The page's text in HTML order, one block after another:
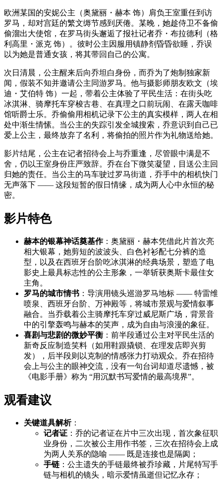
欧洲某国的安妮公主（奥黛丽・赫本 饰）肩负王室重任到访
罗马，却对宫廷的繁文缛节感到厌倦。某晚，她趁侍卫不备偷
偷溜出大使馆，在罗马街头邂逅了报社记者乔・布拉德利（格
利高里・派克 饰）。彼时公主因服用镇静剂昏昏欲睡，乔误
以为她是普通女孩，将其带回自己的公寓。
次日清晨，公主醒来后向乔坦白身份，而乔为了炮制独家新
闻，假装不知并邀请公主同游罗马。他与摄影师朋友欧文（埃
迪・艾伯特 饰）一起，带着公主体验了平民生活：在街头吃
冰淇淋、骑摩托车穿梭古巷、在真理之口前玩闹、在露天咖啡
馆听爵士乐。乔偷偷用相机记录下公主的真实模样，两人在相
处中渐生情愫。当公主的失踪引发全城搜索，乔意识到自己已
爱上公主，最终放弃了名利，将偷拍的照片作为礼物送给她。
影片结尾，公主在记者招待会上与乔重逢，尽管眼中满是不
舍，仍以王室身份庄严致辞。乔在台下微笑凝望，目送公主回
归她的责任。当公主的马车驶过罗马街道，乔手中的相机快门
无声落下 —— 这段短暂的假日情缘，成为两人心中永恒的秘
密。
影片特色
赫本的银幕神话奠基作：奥黛丽・赫本凭借此片首次亮
相大银幕，她剪短的波波头、白色衬衫配七分裤的造
型，以及在西班牙台阶吃冰淇淋的经典场景，塑造了电
影史上最具标志性的公主形象，一举斩获奥斯卡最佳女
主角。
罗马的城市情书 ：导演用镜头巡游罗马地标 —— 特雷维
喷泉、西班牙台阶、万神殿等，将城市景观与爱情叙事
融合。当乔载着公主骑摩托车穿过威尼斯广场，背景音
中的引擎轰鸣与赫本的笑声，成为自由与浪漫的象征。
喜剧与悲剧的微妙平衡 ：前半段通过公主对平民生活的
新奇反应制造笑料（如用鞋跟撬锁、在理发店即兴剪
发），后半段则以克制的情感张力打动观众。乔在招待
会上与公主的眼神交流，没有一句台词却道尽遗憾，被
《电影手册》称为 “用沉默书写爱情的最高境界”。
观看建议
关键道具解析：
记者证 ：乔的记者证在片中三次出现，首次象征职
业身份，二次被公主用作书签，三次在招待会上成
为两人关系的隐喻 —— 既是连接也是隔阂；
手链 ：公主遗失的手链最终被乔珍藏，片尾特写手
链与相机的镜头，暗示爱情虽逝但记忆永存；